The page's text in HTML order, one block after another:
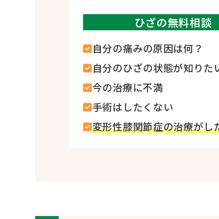
ひざの無料相談
自分の痛みの原因は何？
自分のひざの状態が知りた
今の治療に不満
手術はしたくない
変形性膝関節症の治療がし